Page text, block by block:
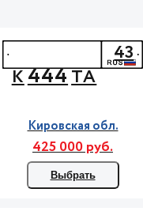
К444ТА
43
Кировская обл.
425 000 руб.
Выбрать